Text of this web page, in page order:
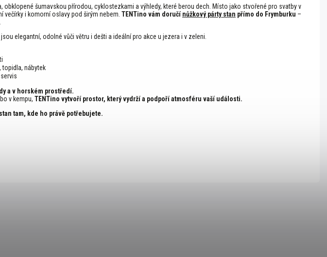
obklopené šumavskou přírodou, cyklostezkami a výhledy, které berou dech. Místo jako stvořené pro svatby v
i komorní oslavy pod širým nebem. TENTino vám doručínůžkový párty stan přímo do Frymburku –
jsou elegantní, odolné vůči větru i dešti a ideální pro akce u jezera i v zeleni.
topidla, nábytek
a v horském prostředí.
v kempu, TENTino vytvoří prostor, který vydrží a podpoří atmosféru vaší události.
tam, kde ho právě potřebujete.